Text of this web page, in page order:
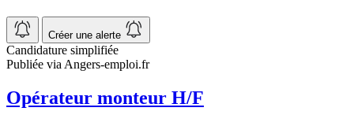
Créer une alerte
Candidature simplifiée
Publiée via Angers-emploi.fr
Opérateur monteur H/F